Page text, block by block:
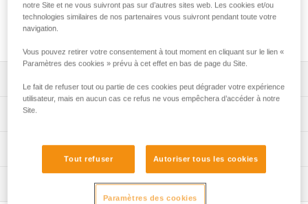
Vis de rechange compatible avec la barrette de maintien
Spécifications techniques
Spécifications référence(s)
Référence : M095BA00
Garantie : 3 ans
Conditionnement : 1
Informations techniques
notre Site et ne vous suivront pas sur d’autres sites web. Les cookies et/ou
technologies similaires de nos partenaires vous suivront pendant toute votre
navigation.
Vous pouvez retirer votre consentement à tout moment en cliquant sur le lien «
Paramètres des cookies » prévu à cet effet en bas de page du Site.
Le fait de refuser tout ou partie de ces cookies peut dégrader votre expérience
utilisateur, mais en aucun cas ce refus ne vous empêchera d’accéder à notre
Site.
Tout refuser Autoriser tous les cookies
Paramètres des cookies